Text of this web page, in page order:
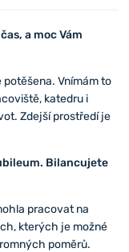
a moc Vám
Vnímám to
katedru i
Zdejší prostředí je
Bilancujete
pracovat na
kterých je možné
poměrů.